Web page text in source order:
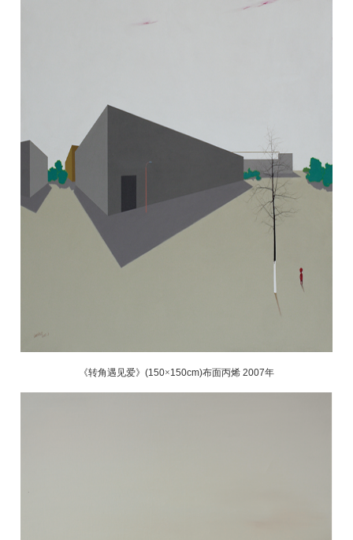
《转角遇见爱》 (150×150cm)布面丙烯 2007年